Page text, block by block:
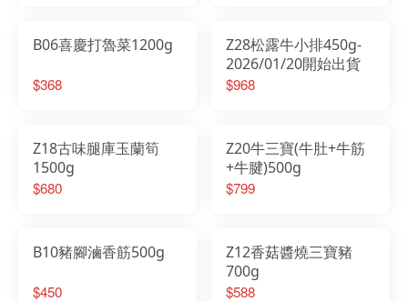
B06喜慶打魯菜1200g
$368
Z28松露牛小排450g-
2026/01/20開始出貨
$968
Z18古味腿庫玉蘭筍
1500g
$680
Z20牛三寶(牛肚+牛筋
+牛腱)500g
$799
B10豬腳滷香筋500g
$450
Z12香菇醬燒三寶豬
700g
$588